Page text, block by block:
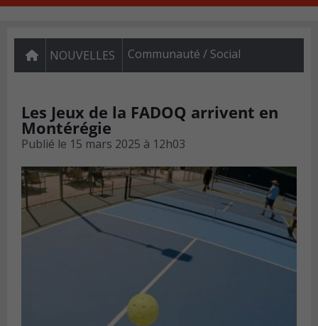
NOUVELLES Communauté / Social
Les Jeux de la FADOQ arrivent en
Montérégie
Publié le 15 mars 2025 à 12h03